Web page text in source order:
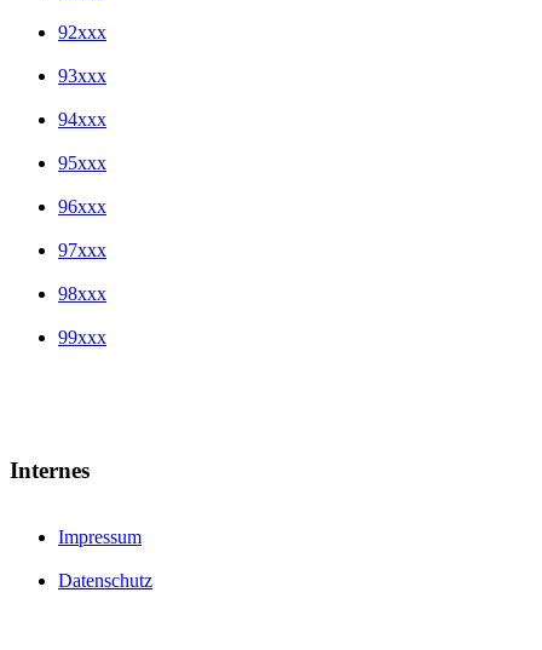
92xxx
93xxx
94xxx
95xxx
96xxx
97xxx
98xxx
99xxx
Internes
Impressum
Datenschutz